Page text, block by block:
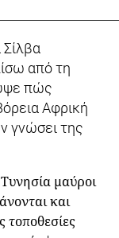
από τη
πώς
Αφρική
γνώσει της
μαύροι
και
τοποθεσίες